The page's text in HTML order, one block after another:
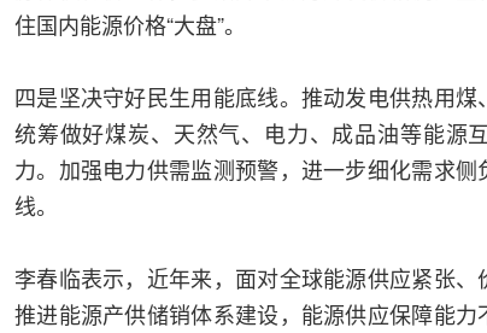
住国内能源价格“大盘”。
四是坚决守好民生用能底线。推动发电供热用煤
统筹做好煤炭、天然气、电力、成品油等能源
力。加强电力供需监测预警，进一步细化需求
线。
李春临表示，近年来，面对全球能源供应紧张
推进能源产供储销体系建设，能源供应保障能